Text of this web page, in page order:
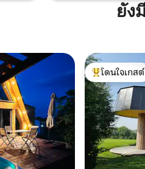
มถึงพื้นที่
รที่มีแหล่งข้าม
ยัง
โดนใจเกสต์ที่
โดนใจเกสต์